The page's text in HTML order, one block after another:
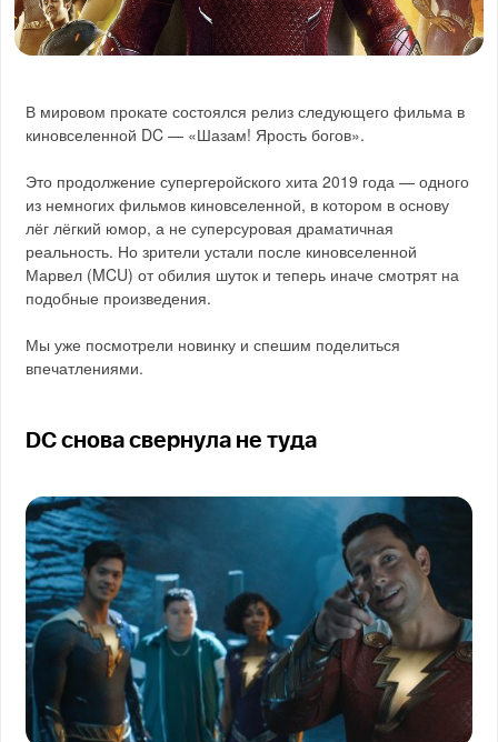
В мировом прокате состоялся релиз следующего фильма в
киновселенной DC — «Шазам! Ярость богов».
Это продолжение супергеройского хита 2019 года — одного
из немногих фильмов киновселенной, в котором в основу
лёг лёгкий юмор, а не суперсуровая драматичная
реальность. Но зрители устали после киновселенной
Марвел (MCU) от обилия шуток и теперь иначе смотрят на
подобные произведения.
Мы уже посмотрели новинку и спешим поделиться
впечатлениями.
DC снова свернула не туда